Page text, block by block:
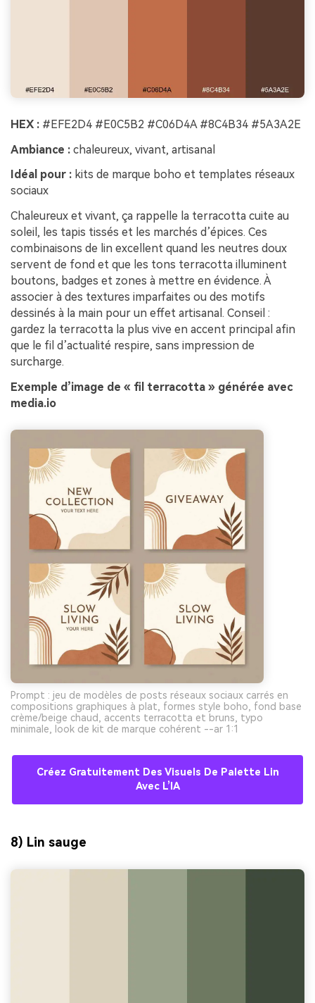
HEX : #EFE2D4 #E0C5B2 #C06D4A #8C4B34 #5A3A2E
Ambiance : chaleureux, vivant, artisanal
Idéal pour : kits de marque boho et templates réseaux
sociaux
Chaleureux et vivant, ça rappelle la terracotta cuite au
soleil, les tapis tissés et les marchés d’épices. Ces
combinaisons de lin excellent quand les neutres doux
servent de fond et que les tons terracotta illuminent
boutons, badges et zones à mettre en évidence. À
associer à des textures imparfaites ou des motifs
dessinés à la main pour un effet artisanal. Conseil :
gardez la terracotta la plus vive en accent principal afin
que le fil d’actualité respire, sans impression de
surcharge.
Exemple d’image de « fil terracotta » générée avec
media.io
Prompt : jeu de modèles de posts réseaux sociaux carrés en
compositions graphiques à plat, formes style boho, fond base
crème/beige chaud, accents terracotta et bruns, typo
minimale, look de kit de marque cohérent --ar 1:1
Créez Gratuitement Des Visuels De Palette Lin
Avec L’IA
8) Lin sauge